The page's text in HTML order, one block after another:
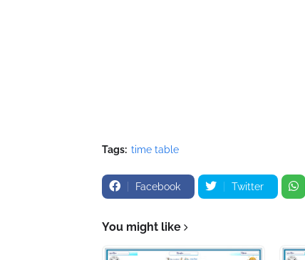
Tags: time table
Facebook Twitter
You might like